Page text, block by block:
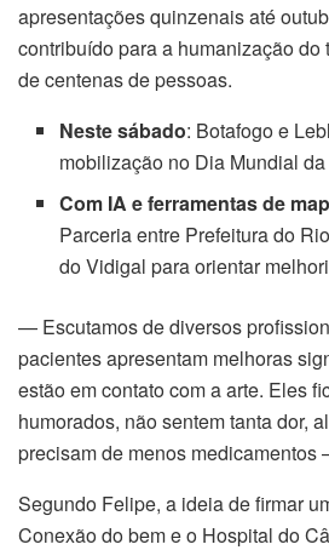
Panel
panel
Panel
panel
panel
panel
satın al
apresentações quinzenais até
contribuído para a humanização
de centenas de pessoas.
Neste sábado: Botafogo e
mobilização no Dia Mundial
Com IA e ferramentas de
Parceria entre Prefeitura do
do Vidigal para orientar
— Escutamos de diversos
pacientes apresentam melhoras
estão em contato com a arte. Eles
humorados, não sentem tanta dor,
precisam de menos medicamentos
Segundo Felipe, a ideia de firmar
Conexão do bem e o Hospital do